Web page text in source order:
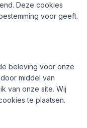
Deze cookies
voor geeft.
beleving voor onze
middel van
van onze site. Wij
te plaatsen.